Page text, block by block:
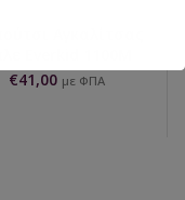
€41,00 με ΦΠΑ